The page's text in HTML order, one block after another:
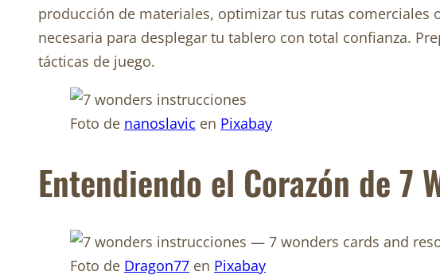
producción de materiales, optimizar tus rutas
necesaria para desplegar tu tablero con total confianza.
tácticas de juego.
Foto de nanoslavic en Pixabay
Entendiendo el Corazón de 7
Foto de Dragon77 en Pixabay